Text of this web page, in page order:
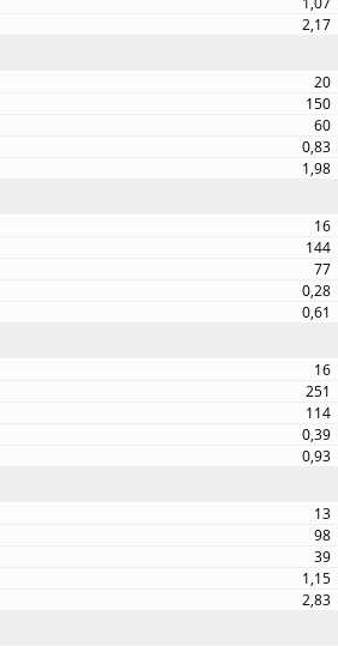
2,17
20
150
60
0,83
1,98
16
144
77
0,28
0,61
16
251
114
0,39
0,93
13
98
39
1,15
2,83